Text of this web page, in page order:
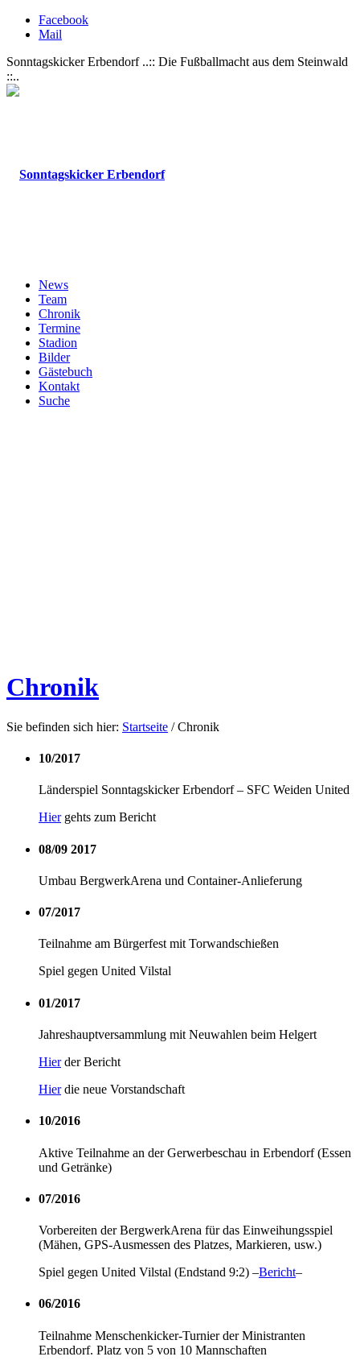
Facebook
Mail
Sonntagskicker Erbendorf ..:: Die Fußballmacht aus dem Steinwald
::..
News
Team
Chronik
Termine
Stadion
Bilder
Gästebuch
Kontakt
Suche
Chronik
Sie befinden sich hier: Startseite / Chronik
10/2017
Länderspiel Sonntagskicker Erbendorf – SFC Weiden United
Hiergehts zum Bericht
08/09 2017
Umbau BergwerkArena und Container-Anlieferung
07/2017
Teilnahme am Bürgerfest mit Torwandschießen
Spiel gegen United Vilstal
01/2017
Jahreshauptversammlung mit Neuwahlen beim Helgert
Hierder Bericht
Hierdie neue Vorstandschaft
10/2016
Aktive Teilnahme an der Gerwerbeschau in Erbendorf (Essen
und Getränke)
07/2016
Vorbereiten der BergwerkArena für das Einweihungsspiel
(Mähen, GPS-Ausmessen des Platzes, Markieren, usw.)
Spiel gegen United Vilstal (Endstand 9:2) –Bericht–
06/2016
Teilnahme Menschenkicker-Turnier der Ministranten
Erbendorf. Platz von 5 von 10 Mannschaften